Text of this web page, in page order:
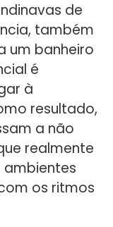
de
também
um banheiro
é
à
resultado,
a não
realmente
os ritmos